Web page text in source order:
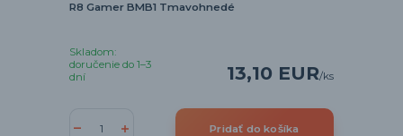
R8 Gamer BMB1 Tmavohnedé
13,10 EUR/ks
Skladom:
doručenie do 1–3
dní
Pridať do košíka